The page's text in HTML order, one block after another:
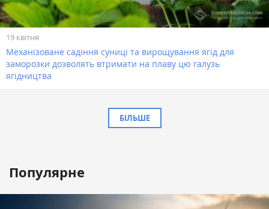
19 квітня
Механізоване садіння суниці та вирощування ягід для
заморозки дозволять втримати на плаву цю галузь
ягідництва
БІЛЬШЕ
Популярне